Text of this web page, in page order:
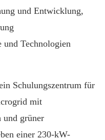
und Entwicklung,
und Technologien
Schulungszentrum für
mit
und grüner
einer 230-kW-